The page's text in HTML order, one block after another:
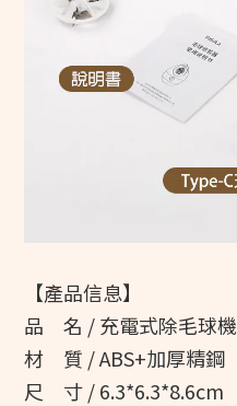
【產品信息】
品 名 / 充電式除毛球機
材 質 / ABS+加厚精鋼
尺 寸 / 6.3*6.3*8.6cm